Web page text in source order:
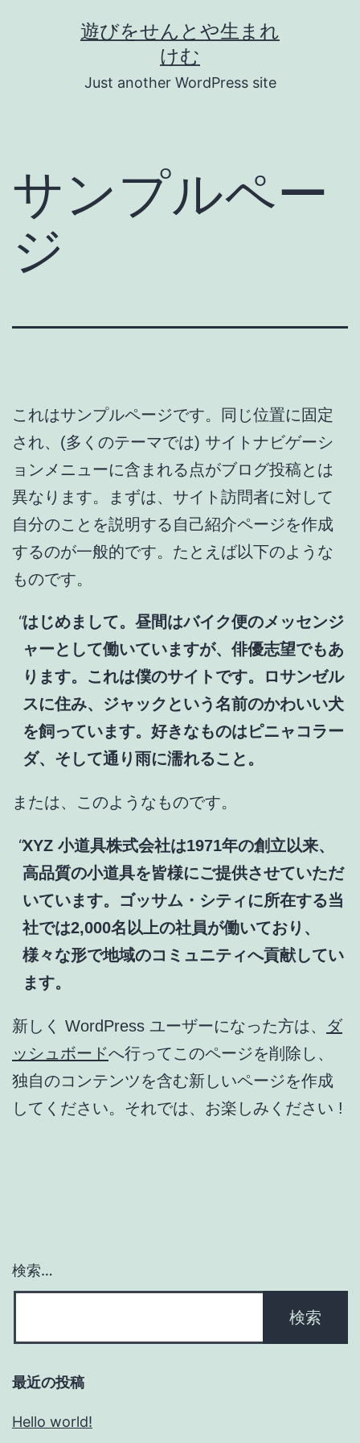
遊びをせんとや生まれ
けむ
Just another WordPress site
サンプルペー
ジ
これはサンプルページです。同じ位置に固定
され、(多くのテーマでは) サイトナビゲーシ
ョンメニューに含まれる点がブログ投稿とは
異なります。まずは、サイト訪問者に対して
自分のことを説明する自己紹介ページを作成
するのが一般的です。たとえば以下のような
ものです。
はじめまして。昼間はバイク便のメッセンジ
ャーとして働いていますが、俳優志望でもあ
ります。これは僕のサイトです。ロサンゼル
スに住み、ジャックという名前のかわいい犬
を飼っています。好きなものはピニャコラー
ダ、そして通り雨に濡れること。
または、このようなものです。
XYZ 小道具株式会社は1971年の創立以来、
高品質の小道具を皆様にご提供させていただ
いています。ゴッサム・シティに所在する当
社では2,000名以上の社員が働いており、
様々な形で地域のコミュニティへ貢献してい
ます。
新しく WordPress ユーザーになった方は、 ダ
ッシュボードへ行ってこのページを削除し、
独自のコンテンツを含む新しいページを作成
してください。それでは、お楽しみください !
検索…
最近の投稿
Hello world!